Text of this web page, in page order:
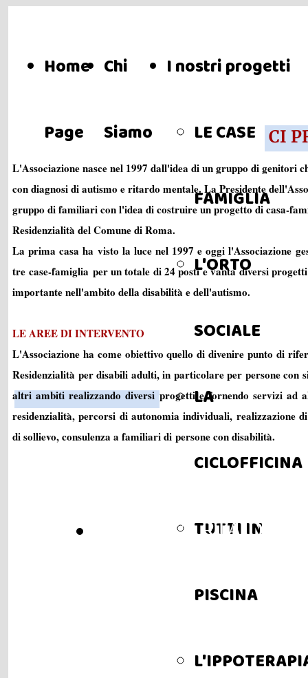
Home
Page
Chi
Siamo
I nostri progetti
LE CASE
FAMIGLIA
L'ORTO
SOCIALE
LA
CICLOFFICINA
TUTTI IN
PISCINA
CI
L'Associazione nasce nel 1997 dall'idea di un gruppo di genitori
con diagnosi di autismo e ritardo mentale. La Presidente
gruppo di familiari con l'idea di costruire un progetto di casa-
Residenzialità del Comune di Roma.
La prima casa ha visto la luce nel 1997 e oggi l'Associazione
tre case-famiglia per un totale di 24 posti e vanta diversi
importante nell'ambito della disabilità e dell'autismo.
LE AREE DI INTERVENTO
L'Associazione ha come obiettivo quello di divenire punto di
Residenzialità per disabili adulti, in particolare per persone con
altri ambiti realizzando diversi progetti e fornendo servizi
residenzialità, percorsi di autonomia individuali, realizzazione
di sollievo, consulenza a familiari di persone con disabilità.
OIKOS CARTA DEI